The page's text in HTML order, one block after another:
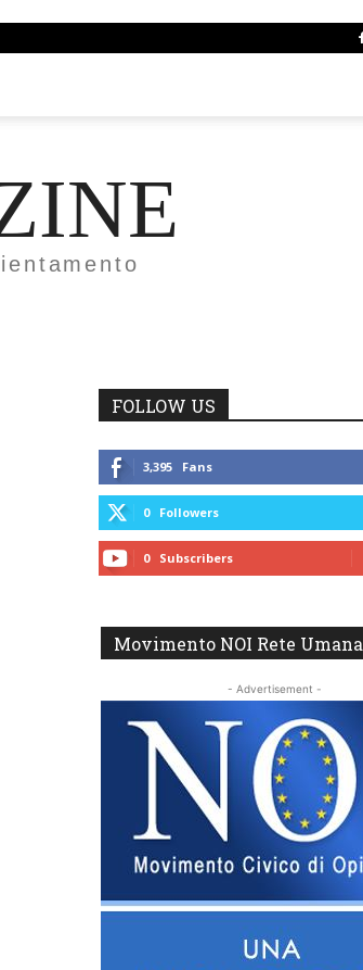
FOLLOW US
3,395 Fans
0 Followers
0 Subscribers
Movimento NOI Rete Umana
- Advertisement -